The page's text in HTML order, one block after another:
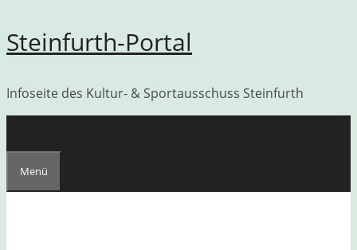
Zum
Inhalt
Steinfurth-Portal
Infoseite des Kultur- & Sportausschuss Steinfurth
Menü